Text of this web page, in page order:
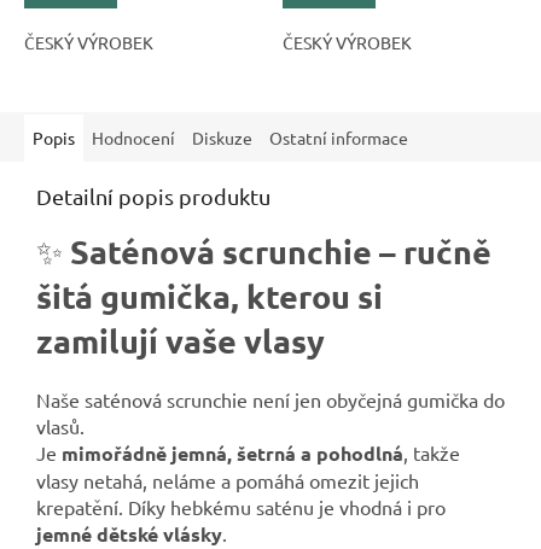
ČESKÝ VÝROBEK ČESKÝ VÝROBEK
Popis Hodnocení Diskuze Ostatní informace
Detailní popis produktu
✨ Saténová scrunchie – ručně
šitá gumička, kterou si
zamilují vaše vlasy
Naše saténová scrunchie není jen obyčejná gumička do
vlasů.
Je mimořádně jemná, šetrná a pohodlná, takže
vlasy netahá, neláme a pomáhá omezit jejich
krepatění. Díky hebkému saténu je vhodná i pro
jemné dětské vlásky.